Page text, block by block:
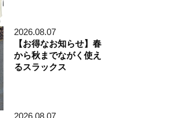
シティ店
ーク店
2026.08.07
【お得なお知らせ】春
から秋までながく使え
るスラックス
2026.08.07